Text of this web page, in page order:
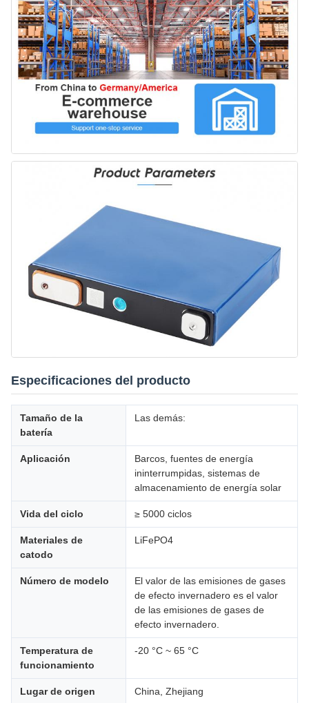
Especificaciones del producto
Tamaño de la
batería
Las demás:
Aplicación
Barcos, fuentes de energía
ininterrumpidas, sistemas de
almacenamiento de energía solar
Vida del ciclo ≥ 5000 ciclos
Materiales de
catodo
LiFePO4
Número de modelo
El valor de las emisiones de gases
de efecto invernadero es el valor
de las emisiones de gases de
efecto invernadero.
Temperatura de
funcionamiento
-20 °C ~ 65 °C
Lugar de origen China, Zhejiang